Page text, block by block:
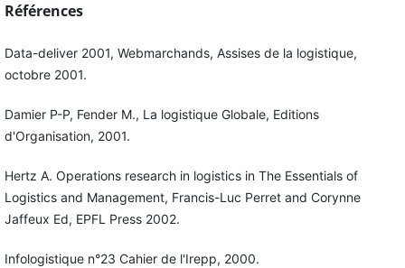
Références
Data-deliver 2001, Webmarchands, Assises de la logistique,
octobre 2001.
Damier P-P, Fender M., La logistique Globale, Editions
d'Organisation, 2001.
Hertz A. Operations research in logistics in The Essentials of
Logistics and Management, Francis-Luc Perret and Corynne
Jaffeux Ed, EPFL Press 2002.
Infologistique n°23 Cahier de l'Irepp, 2000.